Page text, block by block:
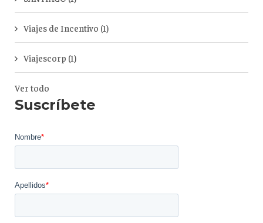
Viajes de Incentivo (1)
Viajescorp (1)
Ver todo
Suscríbete